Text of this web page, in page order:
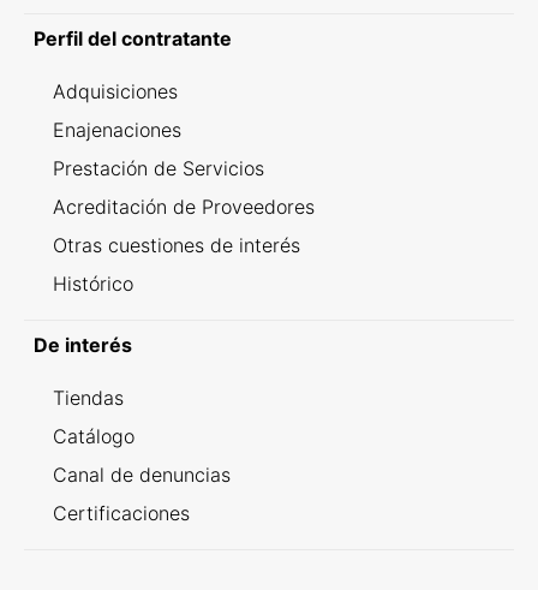
Perfil del contratante
Adquisiciones
Enajenaciones
Prestación de Servicios
Acreditación de Proveedores
Otras cuestiones de interés
Histórico
De interés
Tiendas
Catálogo
Canal de denuncias
Certificaciones